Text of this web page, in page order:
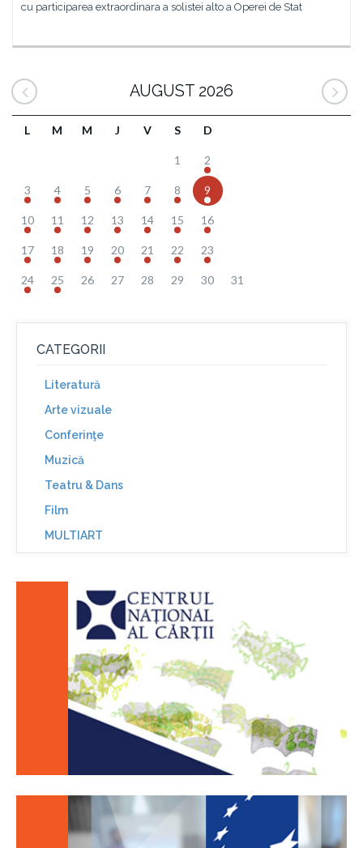
cu participarea extraordinara a solistei alto a Operei de Stat
AUGUST 2026
L M M J V S D
1 2
3 4 5 6 7 8 9
10 11 12 13 14 15 16
17 18 19 20 21 22 23
24 25 26 27 28 29 30 31
CATEGORII
Literatură
Arte vizuale
Conferinţe
Muzică
Teatru & Dans
Film
MULTIART